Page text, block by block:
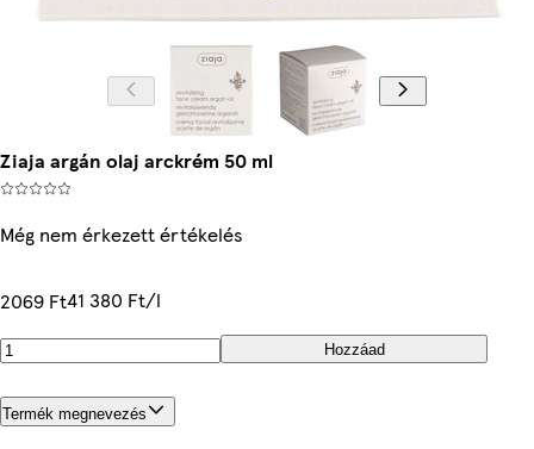
Ziaja argán olaj arckrém 50 ml
Még nem érkezett értékelés
2069 Ft41 380 Ft/l
Hozzáad
Termék megnevezés